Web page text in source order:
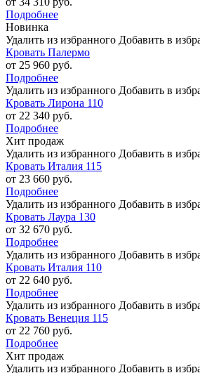
Подробнее
Новинка
Удалить из избранного Добавить в
Кровать Палермо
от 25 960 руб.
Подробнее
Удалить из избранного Добавить в
Кровать Лирона 110
от 22 340 руб.
Подробнее
Хит продаж
Удалить из избранного Добавить в
Кровать Италия 115
от 23 660 руб.
Подробнее
Удалить из избранного Добавить в
Кровать Лаура 130
от 32 670 руб.
Подробнее
Удалить из избранного Добавить в
Кровать Италия 110
от 22 640 руб.
Подробнее
Удалить из избранного Добавить в
Кровать Венеция 115
от 22 760 руб.
Подробнее
Хит продаж
Удалить из избранного Добавить в